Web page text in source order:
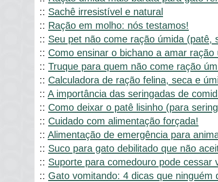
:: Sachê irresistível e natural
:: Ração em molho: nós testamos!
:: Seu pet não come ração úmida (patê,
:: Como ensinar o bichano a amar ração
:: Truque para quem não come ração
:: Calculadora de ração felina, seca e
:: A importância das seringadas de
:: Como deixar o patê lisinho (para
:: Cuidado com alimentação forçada!
:: Alimentação de emergência para
:: Suco para gato debilitado que não
:: Suporte para comedouro pode cessar
:: Gato vomitando: 4 dicas que ninguém